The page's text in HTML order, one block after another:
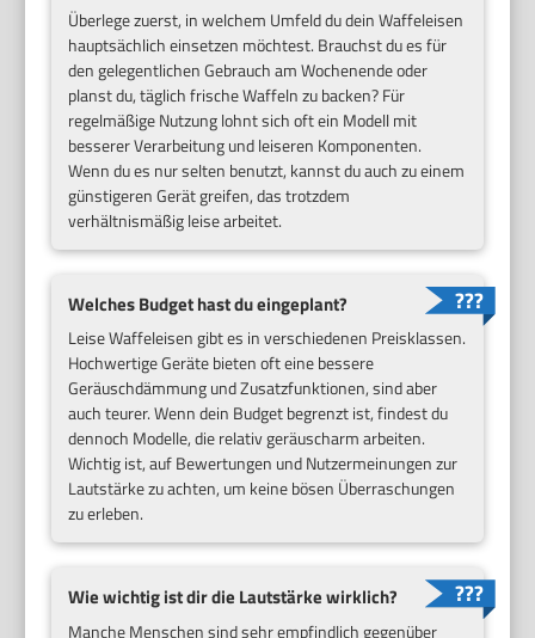
Überlege zuerst, in welchem Umfeld du dein Waffeleisen
hauptsächlich einsetzen möchtest. Brauchst du es für
den gelegentlichen Gebrauch am Wochenende oder
planst du, täglich frische Waffeln zu backen? Für
regelmäßige Nutzung lohnt sich oft ein Modell mit
besserer Verarbeitung und leiseren Komponenten.
Wenn du es nur selten benutzt, kannst du auch zu einem
günstigeren Gerät greifen, das trotzdem
verhältnismäßig leise arbeitet.
Welches Budget hast du eingeplant?
Leise Waffeleisen gibt es in verschiedenen Preisklassen.
Hochwertige Geräte bieten oft eine bessere
Geräuschdämmung und Zusatzfunktionen, sind aber
auch teurer. Wenn dein Budget begrenzt ist, findest du
dennoch Modelle, die relativ geräuscharm arbeiten.
Wichtig ist, auf Bewertungen und Nutzermeinungen zur
Lautstärke zu achten, um keine bösen Überraschungen
zu erleben.
Wie wichtig ist dir die Lautstärke wirklich?
Manche Menschen sind sehr empfindlich gegenüber